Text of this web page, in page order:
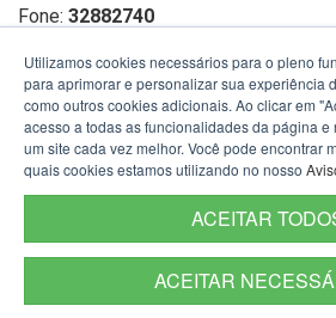
Fone: 32882740
Termos de Uso
Utilizamos cookies necessários para o pleno
para aprimorar e personalizar sua experiência
como outros cookies adicionais. Ao clicar em
acesso a todas as funcionalidades da página
um site cada vez melhor. Você pode encontrar
quais cookies estamos utilizando no nosso
ACEITAR
ACEITAR